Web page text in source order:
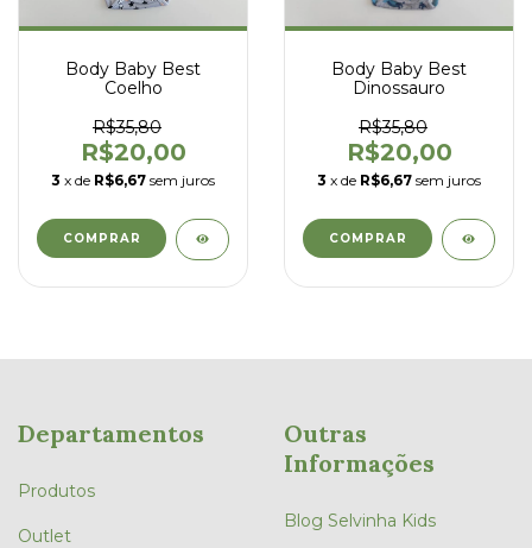
Body Baby Best
Coelho
R$35,80
R$20,00
3 x de R$6,67 sem juros
COMPRAR
Body Baby Best
Dinossauro
R$35,80
R$20,00
3 x de R$6,67 sem juros
COMPRAR
Departamentos
Produtos
Outlet
Outras
Informações
Blog Selvinha Kids